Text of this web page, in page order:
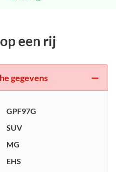
een rij
gegevens
GPF97G
SUV
MG
EHS